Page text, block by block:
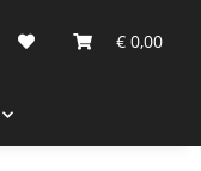
€ 0,00